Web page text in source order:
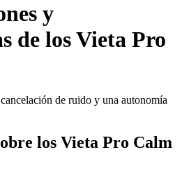
y
de losVieta Pro
de ruido y una autonomía
los Vieta Pro Calm